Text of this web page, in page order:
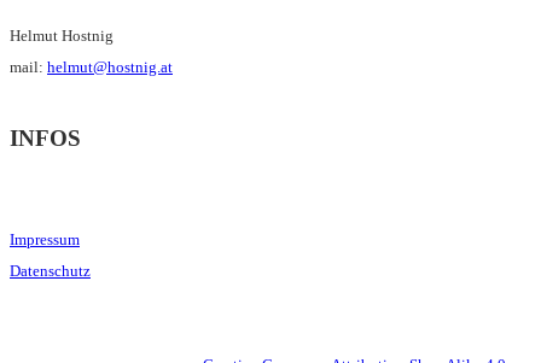
Helmut Hostnig
mail: helmut@hostnig.at
INFOS
Impressum
Datenschutz